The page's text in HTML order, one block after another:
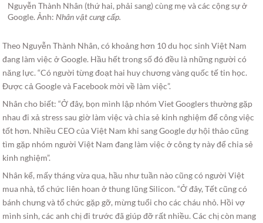
Nguyễn Thành Nhân (thứ hai, phải sang) cùng mẹ và các cộng sự ở
Google. Ảnh: Nhân vật cung cấp.
Theo Nguyễn Thành Nhân, có khoảng hơn 10 du học sinh Việt Nam
đang làm việc ở Google. Hầu hết trong số đó đều là những người có
năng lực. “Có người từng đoạt hai huy chương vàng quốc tế tin học.
Được cả Google và Facebook mời về làm việc”.
Nhân cho biết: “Ở đây, bọn mình lập nhóm Viet Googlers thường gặp
nhau đi xả stress sau giờ làm việc và chia sẻ kinh nghiệm để công việc
tốt hơn. Nhiều CEO của Việt Nam khi sang Google dự hội thảo cũng
tìm gặp nhóm người Việt Nam đang làm việc ở công ty này để chia sẻ
kinh nghiệm”.
Nhân kể, mấy tháng vừa qua, hầu như tuần nào cũng có người Việt
mua nhà, tổ chức liên hoan ở thung lũng Silicon. “Ở đây, Tết cũng có
bánh chưng và tổ chức gặp gỡ, mừng tuổi cho các cháu nhỏ. Hồi vợ
mình sinh, các anh chị đi trước đã giúp đỡ rất nhiều. Các chị còn mang